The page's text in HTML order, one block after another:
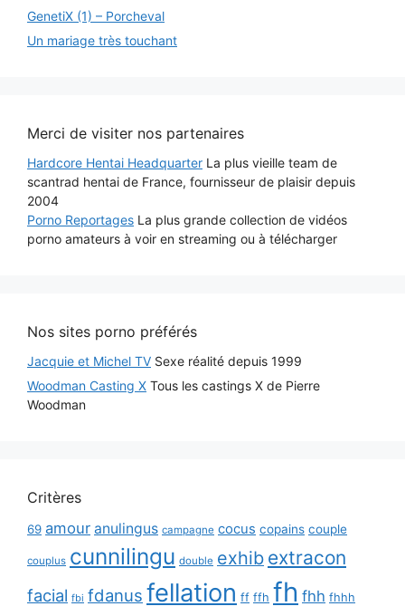
GenetiX (1) – Porcheval
Un mariage très touchant
Merci de visiter nos partenaires
Hardcore Hentai Headquarter La plus vieille team de
scantrad hentai de France, fournisseur de plaisir depuis
2004
Porno Reportages La plus grande collection de vidéos
porno amateurs à voir en streaming ou à télécharger
Nos sites porno préférés
Jacquie et Michel TV Sexe réalité depuis 1999
Woodman Casting X Tous les castings X de Pierre
Woodman
Critères
69 amour anulingus campagne cocus copains couple
couplus cunnilingu double exhib extracon
facial fbi fdanus fellation ff ffh fh fhh fhhh